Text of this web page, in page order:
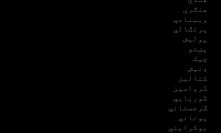
هنګري
ویټنامي
پرتګالي
پولیش
پښتو
چیک
ډنیش
کتالین
کرواسین
کوریایي
ګرجستاني
یوناني
یوکرایني